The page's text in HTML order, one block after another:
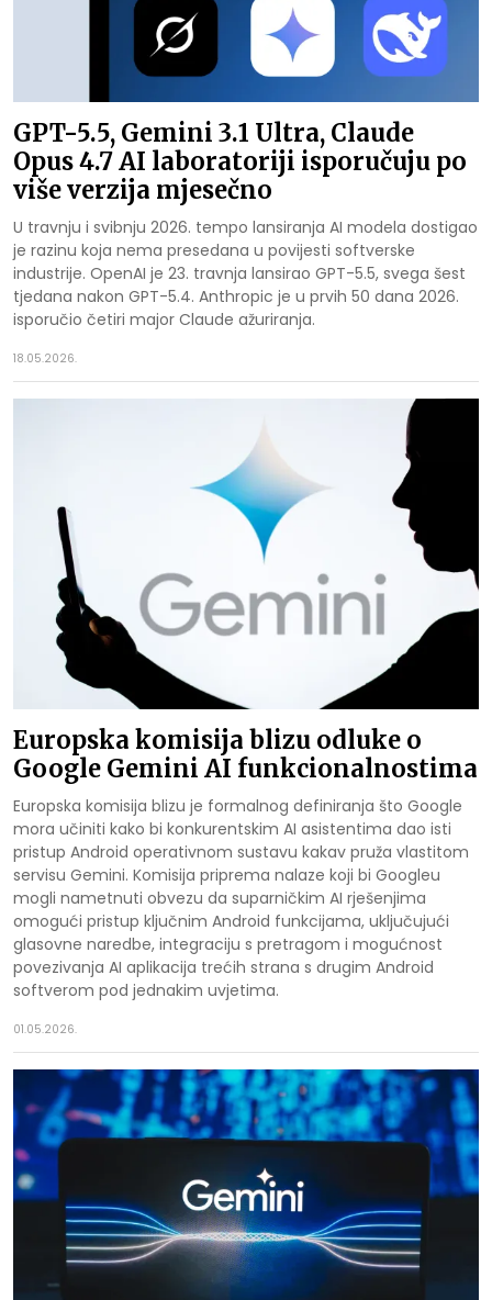
GPT-5.5, Gemini 3.1 Ultra, Claude
Opus 4.7 AI laboratoriji isporučuju po
više verzija mjesečno
U travnju i svibnju 2026. tempo lansiranja AI modela dostigao
je razinu koja nema presedana u povijesti softverske
industrije. OpenAI je 23. travnja lansirao GPT-5.5, svega šest
tjedana nakon GPT-5.4. Anthropic je u prvih 50 dana 2026.
isporučio četiri major Claude ažuriranja.
18.05.2026.
Europska komisija blizu odluke o
Google Gemini AI funkcionalnostima
Europska komisija blizu je formalnog definiranja što Google
mora učiniti kako bi konkurentskim AI asistentima dao isti
pristup Android operativnom sustavu kakav pruža vlastitom
servisu Gemini. Komisija priprema nalaze koji bi Googleu
mogli nametnuti obvezu da suparničkim AI rješenjima
omogući pristup ključnim Android funkcijama, uključujući
glasovne naredbe, integraciju s pretragom i mogućnost
povezivanja AI aplikacija trećih strana s drugim Android
softverom pod jednakim uvjetima.
01.05.2026.